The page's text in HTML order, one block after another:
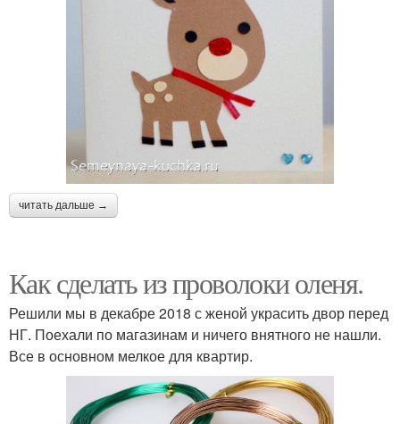
читать дальше →
Как сделать из проволоки оленя.
Решили мы в декабре 2018 с женой украсить двор перед
НГ. Поехали по магазинам и ничего внятного не нашли.
Все в основном мелкое для квартир.